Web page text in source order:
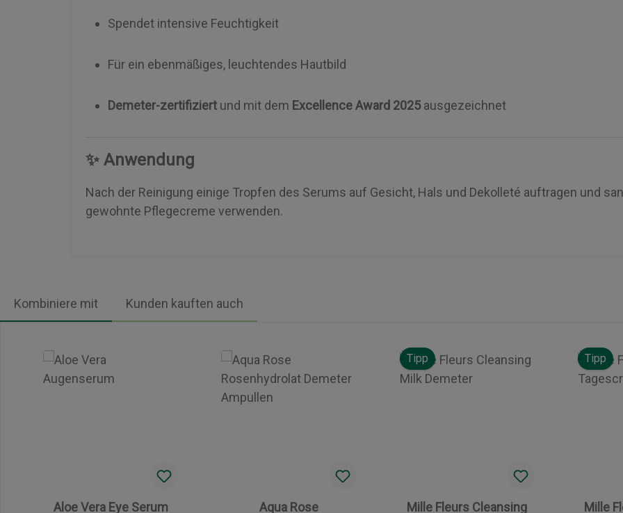
Spendet intensive Feuchtigkeit
Für ein ebenmäßiges, leuchtendes Hautbild
Demeter-zertifiziert und mit dem Excellence Award 2025ausgezeichnet
✨ Anwendung
Nach der Reinigung einige Tropfen des Serums auf Gesicht, Hals und Dekolleté auftragen und
gewohnte Pflegecreme verwenden.
Kombiniere mit Kunden kauften auch
Aloe Vera Eye Serum
Aqua Rose
Tipp
Mille Fleurs Cleansing
Tipp
Mille